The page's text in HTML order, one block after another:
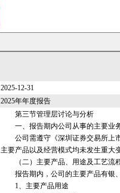
2025-12-31
2025年年度报告
第三节管理层讨论与分析
一、报告期内公司从事的主要业
公司需遵守《深圳证券交易所上市
主要产品以及经营模式均未发生重大
（二）主要产品、用途及工艺流
报告期内，公司的主要产品有银、
1、主要产品用途